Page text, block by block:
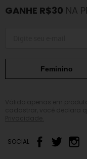
GANHE R$30 NA
Feminino
SOCIAL